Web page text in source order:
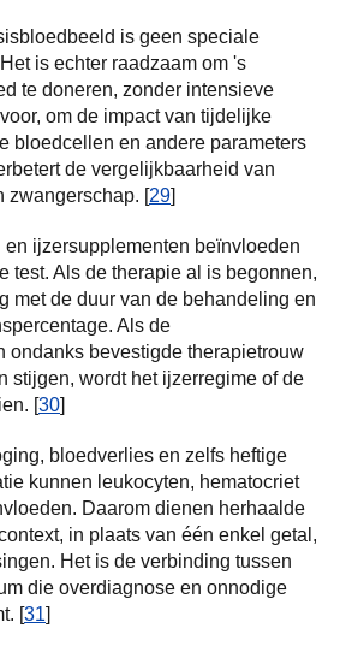
is geen speciale
is echter raadzaam om 's
te doneren, zonder intensieve
om de impact van tijdelijke
bloedcellen en andere parameters
de vergelijkbaarheid van
zwangerschap. [29]
ijzersupplementen beïnvloeden
test. Als de therapie al is begonnen,
met de duur van de behandeling en
Als de
ondanks bevestigde therapietrouw
stijgen, wordt het ijzerregime of de
[30]
bloedverlies en zelfs heftige
kunnen leukocyten, hematocriet
Daarom dienen herhaalde
in plaats van één enkel getal,
Het is de verbinding tussen
die overdiagnose en onnodige
[31]